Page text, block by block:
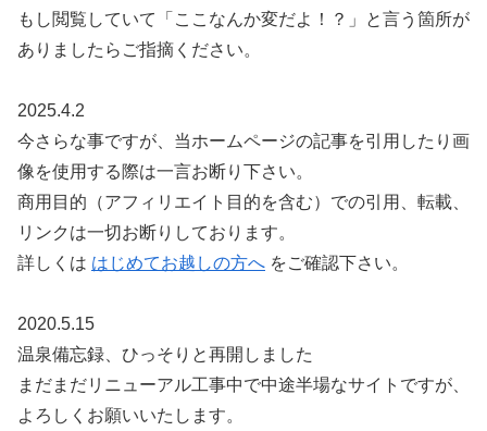
もし閲覧していて「ここなんか変だよ！？」と言う箇所が
ありましたらご指摘ください。
2025.4.2
今さらな事ですが、当ホームページの記事を引用したり画
像を使用する際は一言お断り下さい。
商用目的（アフィリエイト目的を含む）での引用、転載、
リンクは一切お断りしております。
詳しくは はじめてお越しの方へ をご確認下さい。
2020.5.15
温泉備忘録、ひっそりと再開しました
まだまだリニューアル工事中で中途半場なサイトですが、
よろしくお願いいたします。